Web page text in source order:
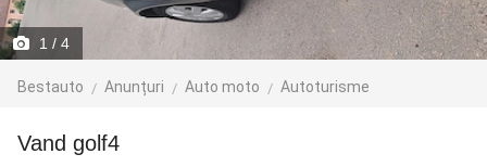
1 / 4
Bestauto Anunțuri Auto moto Autoturisme
vand golf4